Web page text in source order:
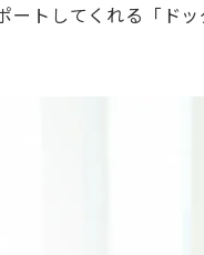
トしてくれる「ド